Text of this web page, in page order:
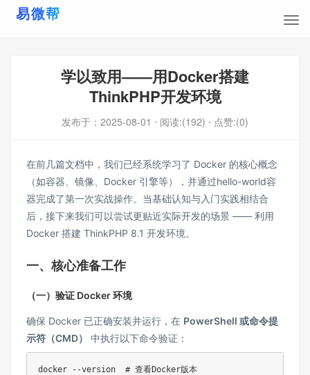
学以致用——用Docker搭建
ThinkPHP开发环境
发布于： 2025-08-01 ⋅ 阅读:(192) ⋅ 点赞:(0)
在前几篇文档中，我们已经系统学习了 Docker 的核心概念
（如容器、镜像、Docker 引擎等），并通过hello-world容
器完成了第一次实战操作。当基础认知与入门实践相结合
后，接下来我们可以尝试更贴近实际开发的场景 —— 利用
Docker 搭建 ThinkPHP 8.1 开发环境。
一、核心准备工作​
（一）验证 Docker 环境​
确保 Docker 已正确安装并运行，在 PowerShell 或命令提
示符（CMD）
中执行以下命令验证：​
docker --version  # 查看Docker版本